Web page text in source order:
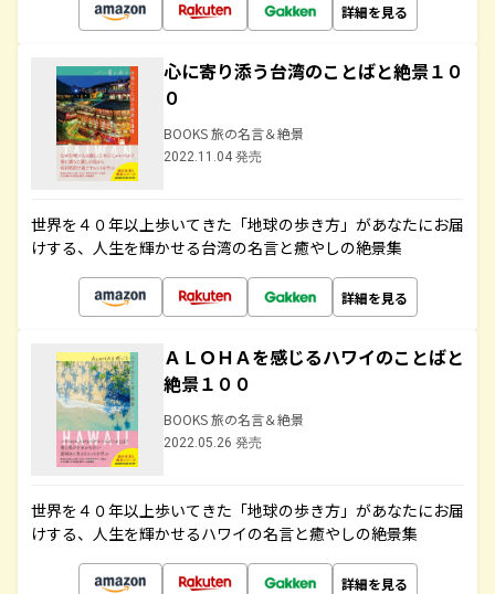
詳細を見る
心に寄り添う台湾のことばと絶景１０
０
BOOKS 旅の名言＆絶景
2022.11.04 発売
世界を４０年以上歩いてきた「地球の歩き方」があなたにお届
けする、人生を輝かせる台湾の名言と癒やしの絶景集
詳細を見る
ＡＬＯＨＡを感じるハワイのことばと
絶景１００
BOOKS 旅の名言＆絶景
2022.05.26 発売
世界を４０年以上歩いてきた「地球の歩き方」があなたにお届
けする、人生を輝かせるハワイの名言と癒やしの絶景集
詳細を見る